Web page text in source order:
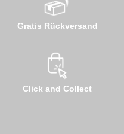
Gratis Rückversand
Click and Collect